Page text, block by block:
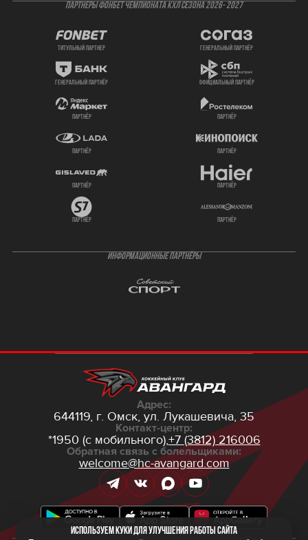
ПАРТНЕРЫ ФОНБЕТ ЧЕМПИОНАТА КХЛ СЕЗОНА 2026- 2027
титульный партнер генеральный партнёр
генеральный партнёр официальный партнёр
партнёр партнёр
партнёр партнёр
партнёр партнёр
партнёр партнёр
ИНФОРМАЦИОННЫЕ ПАРТНЁРЫ
Адрес:
644119, г. Омск, ул. Лукашевича, 35
Контакт-центр:
*1950 (с мобильного),+7 (3812) 216006
Обратная связь с болельщиками:
welcome@hc-avangard.com
Используем куки для улучшения работы сайта